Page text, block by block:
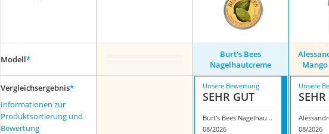
Modell*
Burt's Bees
Nagelhautcreme
Vergleichsergebnis*
Informationen zur
Produktsortierung und
Bewertung
Unsere Bewertung
SEHR GUT
Burt's Bees Nagelhautcreme
08/2026
Unsere
08/2026